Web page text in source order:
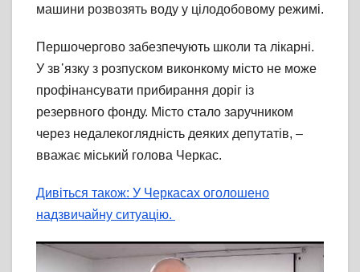
машини розвозять воду у цілодобовому режимі.
Першочергово забезпечують школи та лікарні.
У зв᾽язку з розпуском виконкому місто не може
профінансувати прибирання доріг із
резервного фонду. Місто стало заручником
через недалекоглядність деяких депутатів, –
вважає міський голова Черкас.
Дивіться також: У Черкасах оголошено
надзвичайну ситуацію.